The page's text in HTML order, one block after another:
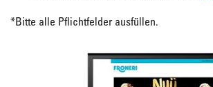
*Bitte alle Pflichtfelder ausfüllen.